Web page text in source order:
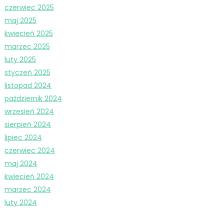
czerwiec 2025
maj 2025
kwiecień 2025
marzec 2025
luty 2025
styczeń 2025
listopad 2024
październik 2024
wrzesień 2024
sierpień 2024
lipiec 2024
czerwiec 2024
maj 2024
kwiecień 2024
marzec 2024
luty 2024